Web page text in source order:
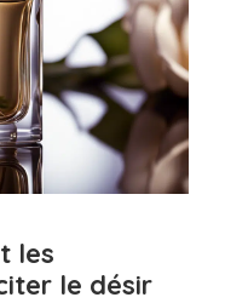
les
le désir